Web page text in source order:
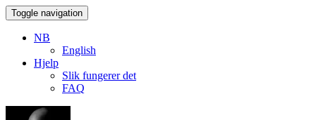
Toggle navigation
NB
English
Hjelp
Slik fungerer det
FAQ